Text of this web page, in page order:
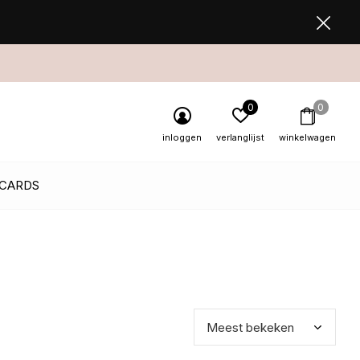
inloggen verlanglijst
0
winkelwagen
0